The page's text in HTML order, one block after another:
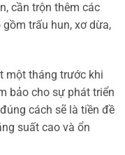
cần trộn thêm các
trấu hun, xơ dừa,
một tháng trước khi
bảo cho sự phát triển
cách sẽ là tiền đề
suất cao và ổn